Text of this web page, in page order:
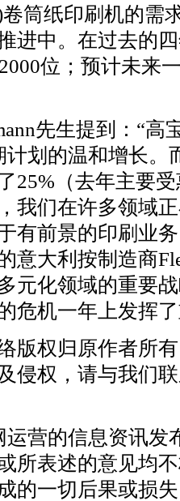
纸印刷机的需
进中。在过去的
位；预计未来
先生提到：“高
划的温和增长。
25%（去年主要
我们在许多领域
有前景的印刷业
意大利按制造商
元化领域的重要
危机一年上发挥
权归原作者所有
侵权，请与我们
的信息资讯发
所表述的意见均
的一切后果或损